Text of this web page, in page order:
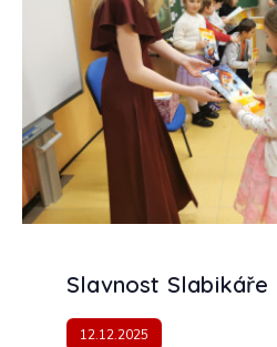
Slavnost
12.12.2025